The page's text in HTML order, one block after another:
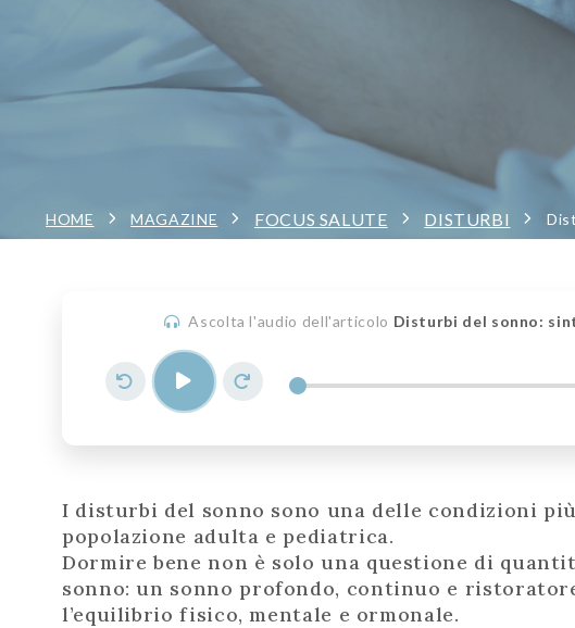
HOME MAGAZINE FOCUS SALUTE DISTURBI
Ascolta l'audio dell'articolo Disturbi del sonno:
I disturbi del sonno sono una delle condizioni
popolazione adulta e pediatrica.
Dormire bene non è solo una questione di
sonno: un sonno profondo, continuo e
l’equilibrio fisico, mentale e ormonale.